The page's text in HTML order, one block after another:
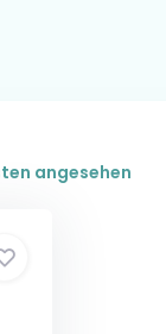
angesehen